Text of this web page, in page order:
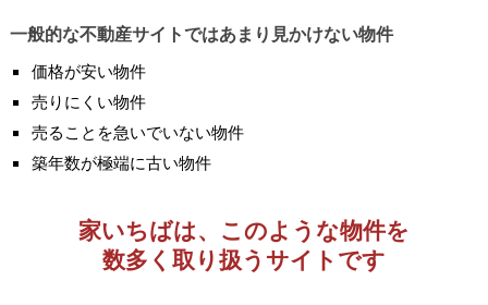
一般的な不動産サイトではあまり見かけない物件
価格が安い物件
売りにくい物件
売ることを急いでいない物件
築年数が極端に古い物件
家いちばは、このような物件を
数多く取り扱うサイトです